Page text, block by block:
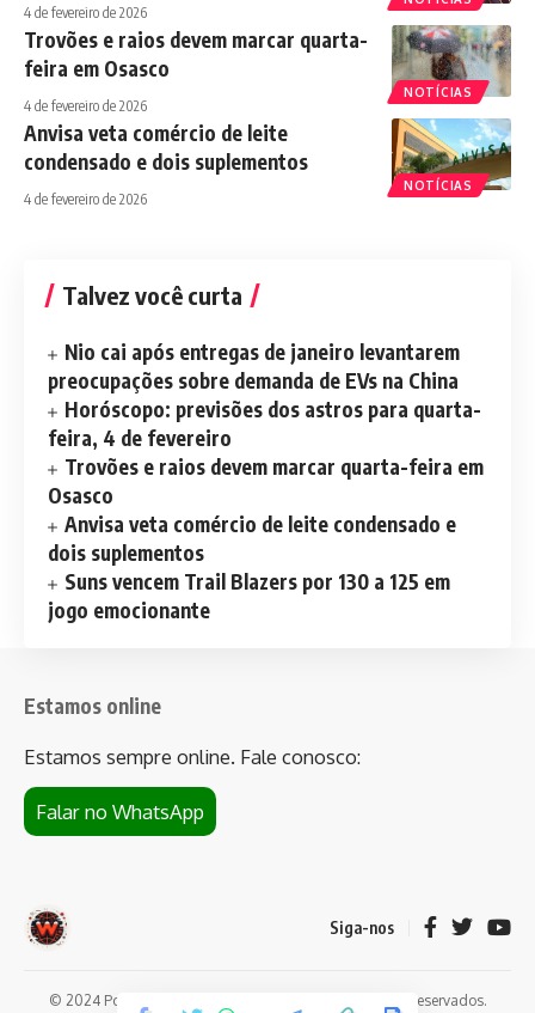
4 de fevereiro de 2026
NOTÍCIAS
Trovões e raios devem marcar quarta-
feira em Osasco
4 de fevereiro de 2026
NOTÍCIAS
Anvisa veta comércio de leite
condensado e dois suplementos
4 de fevereiro de 2026
Talvez você curta
Nio cai após entregas de janeiro levantarem
preocupações sobre demanda de EVs na China
Horóscopo: previsões dos astros para quarta-
feira, 4 de fevereiro
Trovões e raios devem marcar quarta-feira em
Osasco
Anvisa veta comércio de leite condensado e
dois suplementos
Suns vencem Trail Blazers por 130 a 125 em
jogo emocionante
Estamos online
Estamos sempre online. Fale conosco:
Falar no WhatsApp
Siga-nos
© 2024 Portal de notícias Web Flush. Todos os direitos reservados.